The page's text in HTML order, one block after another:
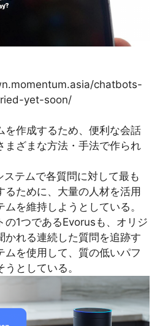
chatbots-
yet-soon/
を作成するため、便利な会話
まざまな方法・手法で作られ
テムで各質問に対して最も
るために、大量の人材を活用
を維持しようとしている。
の1つであるEvorusも、オリジ
かれる連続した質問を追跡す
ムを使用して、質の低いパフ
としている。